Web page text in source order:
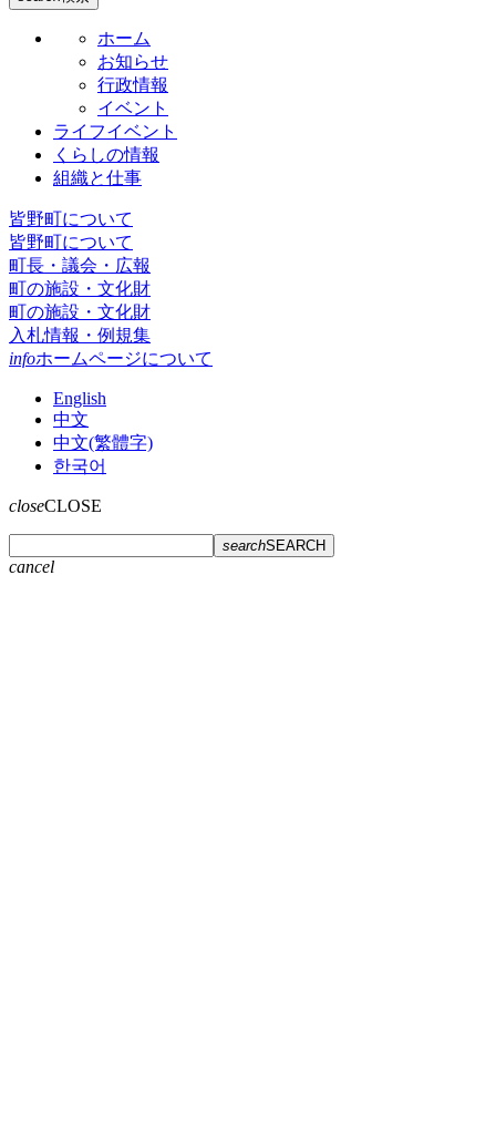
ホーム
お知らせ
行政情報
イベント
ライフイベント
くらしの情報
組織と仕事
皆野町について
皆野町について
町長・議会・広報
町の施設・文化財
町の施設・文化財
入札情報・例規集
infoホームページについて
English
中文
中文(繁體字)
한국어
closeCLOSE
searchSEARCH
cancel